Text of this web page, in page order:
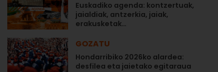
Euskadiko agenda: kontzertuak,
jaialdiak, antzerkia, jaiak,
erakusketak…
GOZATU
Hondarribiko 2026ko alardea:
desfilea eta jaietako egitaraua